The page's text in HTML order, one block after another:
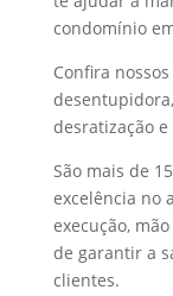
condomínio
Confira
desratização
São mais de
excelência no
execução,
de garantir a
clientes.